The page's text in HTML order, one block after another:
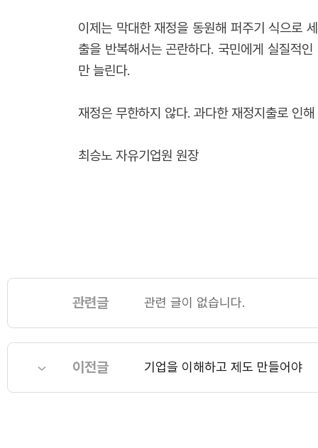
이제는 막대한 재정을 동원해 퍼주기 식으로
출을 반복해서는 곤란하다. 국민에게 실질적
만 늘린다.
재정은 무한하지 않다. 과다한 재정지출로 인
최승노 자유기업원 원장
관련글 관련 글이 없습니다.
이전글 기업을 이해하고 제도 만들어야